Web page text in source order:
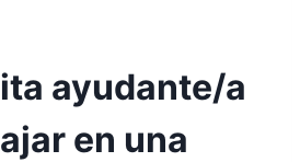
ayudante/a
en una